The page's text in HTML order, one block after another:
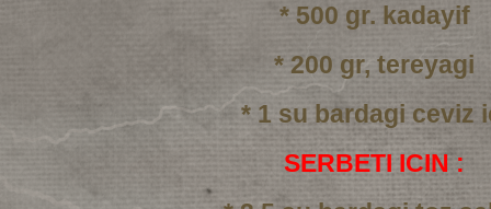
* 500 gr. kadayif
* 200 gr, tereyagi
* 1 su bardagi ceviz
SERBETI ICIN :